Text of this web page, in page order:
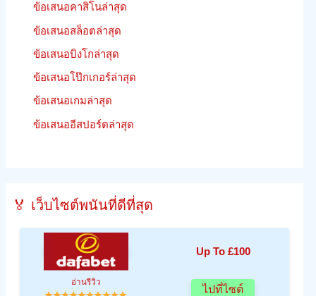
ข้อเสนอคาสิโนล่าสุด
ข้อเสนอสล็อตล่าสุด
ข้อเสนอบิงโกล่าสุด
ข้อเสนอโป๊กเกอร์ล่าสุด
ข้อเสนอเกมล่าสุด
ข้อเสนออีสปอร์ตล่าสุด
🏅 เว็บไซต์พนันที่ดีที่สุด
Up To £100
อ่านรีวิว
ไปที่ไซต์